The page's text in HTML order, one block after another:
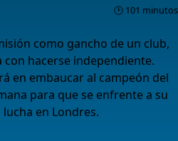
🕑 101 minutos
como gancho de un club,
con hacerse independiente.
en embaucar al campeón del
para que se enfrente a su
en Londres.